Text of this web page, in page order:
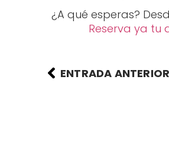
¿A qué esperas?
Reserva ya tu
ENTRADA ANTERIOR